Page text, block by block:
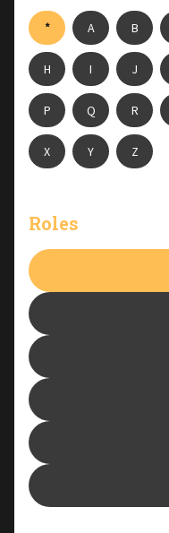
* A B
H I J
P Q R
X Y Z
Roles